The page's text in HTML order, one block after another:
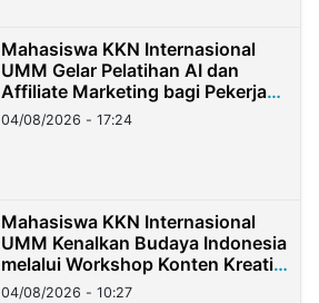
Mahasiswa KKN Internasional
UMM Gelar Pelatihan AI dan
Affiliate Marketing bagi Pekerja
Migran Indonesia di Taiwan
04/08/2026 - 17:24
Mahasiswa KKN Internasional
UMM Kenalkan Budaya Indonesia
melalui Workshop Konten Kreatif
di Taiwan
04/08/2026 - 10:27